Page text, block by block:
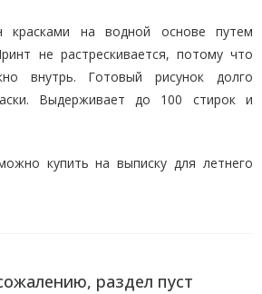
красками на водной основе путем
не растрескивается, потому что
внутрь. Готовый рисунок долго
Выдерживает до 100 стирок и
купить на выписку для летнего
раздел пуст